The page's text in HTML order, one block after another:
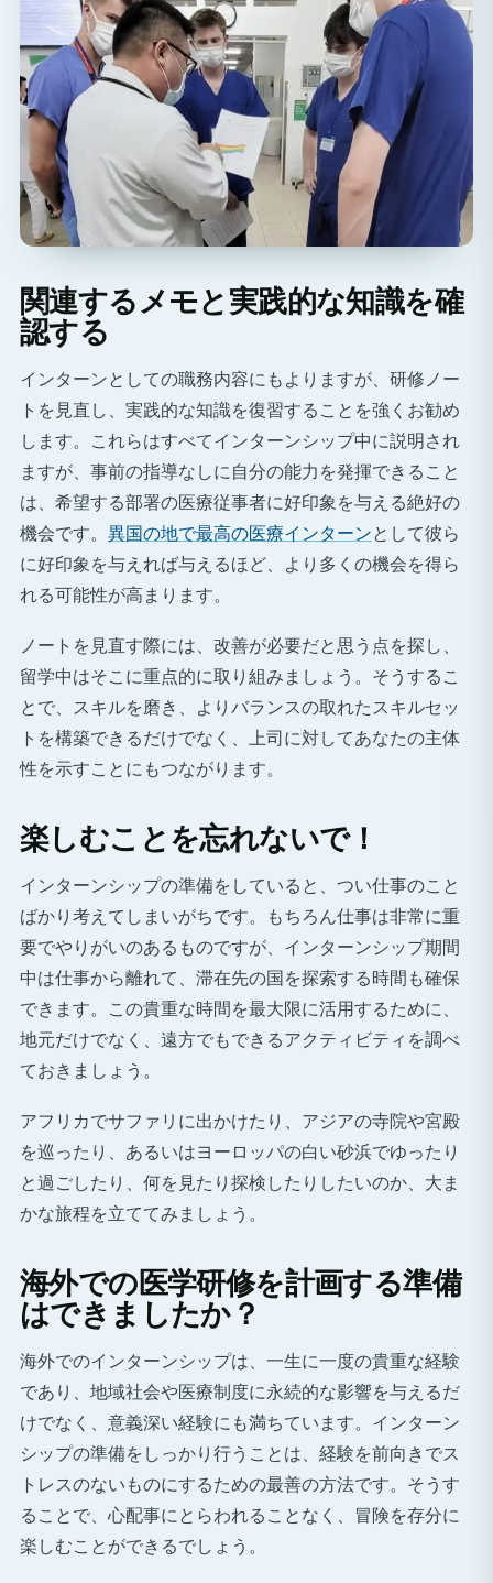
関連するメモと実践的な知識を確
認する
インターンとしての職務内容にもよりますが、研修ノー
トを見直し、実践的な知識を復習することを強くお勧め
します。これらはすべてインターンシップ中に説明され
ますが、事前の指導なしに自分の能力を発揮できること
は、希望する部署の医療従事者に好印象を与える絶好の
機会です。 異国の地で最高の医療インターンとして彼ら
に好印象を与えれば与えるほど、より多くの機会を得ら
れる可能性が高まります。
ノートを見直す際には、改善が必要だと思う点を探し、
留学中はそこに重点的に取り組みましょう。そうするこ
とで、スキルを磨き、よりバランスの取れたスキルセッ
トを構築できるだけでなく、上司に対してあなたの主体
性を示すことにもつながります。
楽しむことを忘れないで！
インターンシップの準備をしていると、つい仕事のこと
ばかり考えてしまいがちです。もちろん仕事は非常に重
要でやりがいのあるものですが、インターンシップ期間
中は仕事から離れて、滞在先の国を探索する時間も確保
できます。この貴重な時間を最大限に活用するために、
地元だけでなく、遠方でもできるアクティビティを調べ
ておきましょう。
アフリカでサファリに出かけたり、アジアの寺院や宮殿
を巡ったり、あるいはヨーロッパの白い砂浜でゆったり
と過ごしたり、何を見たり探検したりしたいのか、大ま
かな旅程を立ててみましょう。
海外での医学研修を計画する準備
はできましたか？
海外でのインターンシップは、一生に一度の貴重な経験
であり、地域社会や医療制度に永続的な影響を与えるだ
けでなく、意義深い経験にも満ちています。インターン
シップの準備をしっかり行うことは、経験を前向きでス
トレスのないものにするための最善の方法です。そうす
ることで、心配事にとらわれることなく、冒険を存分に
楽しむことができるでしょう。